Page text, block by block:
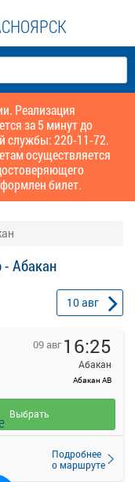
Реализация
за 5 минут до
службы: 220-11-72.
осуществляется
билет.
- Абакан
10авг
09 авг 16:25
Абакан
Абакан АВ
Подробнее
о маршруте
Выбрать